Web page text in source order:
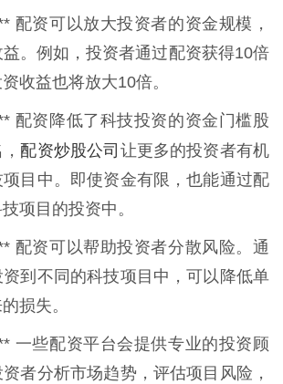
配资可以放大投资者的资金规模，
。例如，投资者通过配资获得10倍
收益也将放大10倍。
配资降低了科技投资的资金门槛股
，配资炒股公司 让更多的投资者有机
目中。即使资金有限，也能通过配
项目的投资中。
配资可以帮助投资者分散风险。通
到不同的科技项目中，可以降低单
损失。
一些配资平台会提供专业的投资顾
者分析市场趋势，评估项目风险，